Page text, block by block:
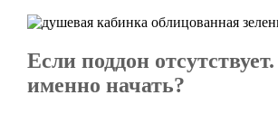
Если поддон
именно начать?